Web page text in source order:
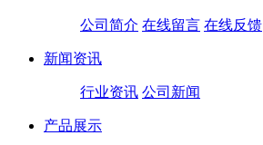
公司简介 在线留言 在线反馈
新闻资讯
行业资讯 公司新闻
产品展示